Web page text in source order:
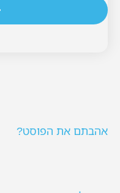
אהבתם את הפוסט?